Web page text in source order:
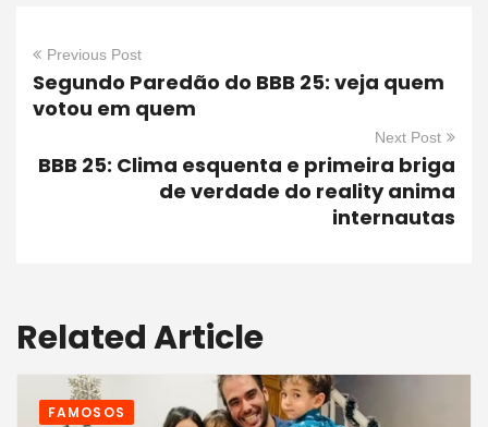
Previous Post
Segundo Paredão do BBB 25: veja quem
votou em quem
Next Post
BBB 25: Clima esquenta e primeira briga
de verdade do reality anima
internautas
Related Article
FAMOSOS